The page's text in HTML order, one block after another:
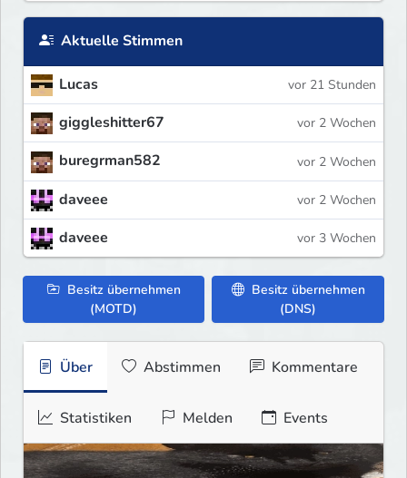
Aktuelle Stimmen
Lucas vor 21 Stunden
giggleshitter67 vor 2 Wochen
buregrman582 vor 2 Wochen
daveee vor 2 Wochen
daveee vor 3 Wochen
Besitz übernehmen
(MOTD)
Besitz übernehmen
(DNS)
Über Abstimmen Kommentare
Statistiken Melden Events